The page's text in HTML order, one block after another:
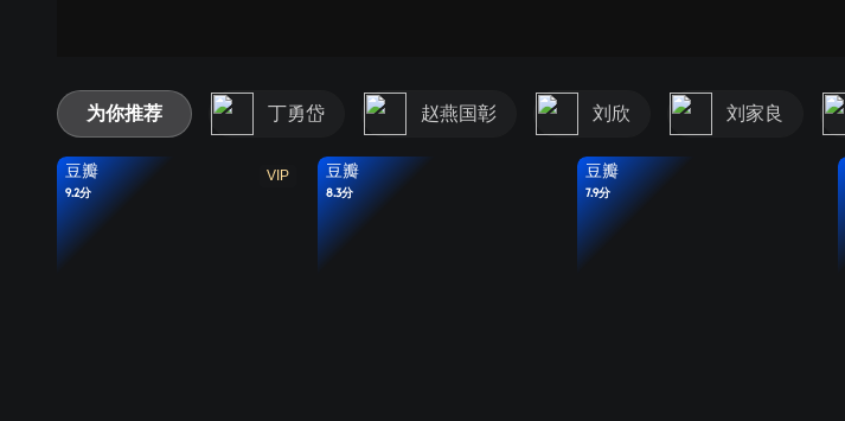
为你推荐 丁勇岱 赵燕国彰 刘欣 刘家良
VIP
豆瓣
9.2分
豆瓣
8.3分
豆瓣
7.9分